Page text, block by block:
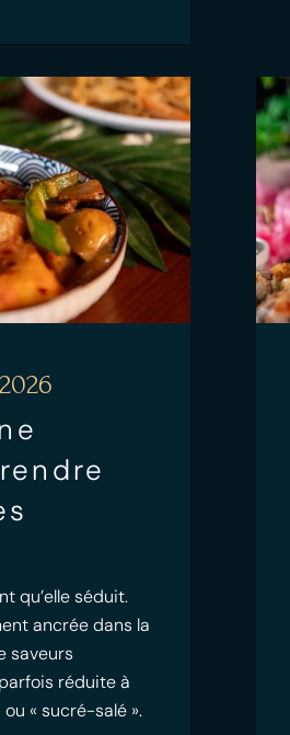
qu’elle séduit.
ancrée dans la
saveurs
réduite à
« sucré-salé ».